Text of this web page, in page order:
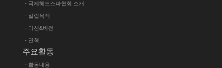
- 국제헤드스파협회 소개
- 설립목적
- 미션&비전
- 연혁
주요활동
- 활동내용